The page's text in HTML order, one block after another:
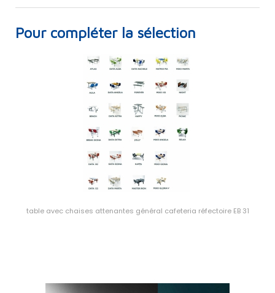
Pour compléter la sélection
table avec chaises attenantes général cafeteria réfectoire EB 31